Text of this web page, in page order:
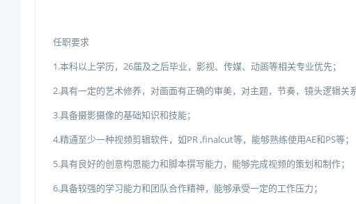
任职要求
1.本科以上学历，26届及之后毕业，影视、传媒、动画等相关专业优先；
2.具有一定的艺术修养，对画面有正确的审美，对主题，节奏，镜头逻辑关
3.具备摄影摄像的基础知识和技能；
4.精通至少一种视频剪辑软件，如PR,finalcut等，能够熟练使用AE和PS等；
5.具有良好的创意构思能力和脚本撰写能力，能够完成视频的策划和制作；
6.具备较强的学习能力和团队合作精神，能够承受一定的工作压力；